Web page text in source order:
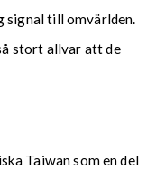
signal till omvärlden.
stort allvar att de
Taiwan som en del